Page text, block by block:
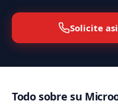
Solicite
Todo sobre su